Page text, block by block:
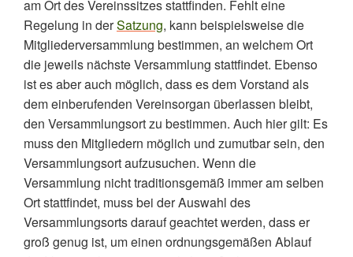
am Ort des Vereinssitzes stattfinden. Fehlt eine
Regelung in derSatzung, kann beispielsweise die
Mitgliederversammlung bestimmen, an welchem Ort
die jeweils nächste Versammlung stattfindet. Ebenso
ist es aber auch möglich, dass es dem Vorstand als
dem einberufenden Vereinsorgan überlassen bleibt,
den Versammlungsort zu bestimmen. Auch hier gilt: Es
muss den Mitgliedern möglich und zumutbar sein, den
Versammlungsort aufzusuchen. Wenn die
Versammlung nicht traditionsgemäß immer am selben
Ort stattfindet, muss bei der Auswahl des
Versammlungsorts darauf geachtet werden, dass er
groß genug ist, um einen ordnungsgemäßen Ablauf